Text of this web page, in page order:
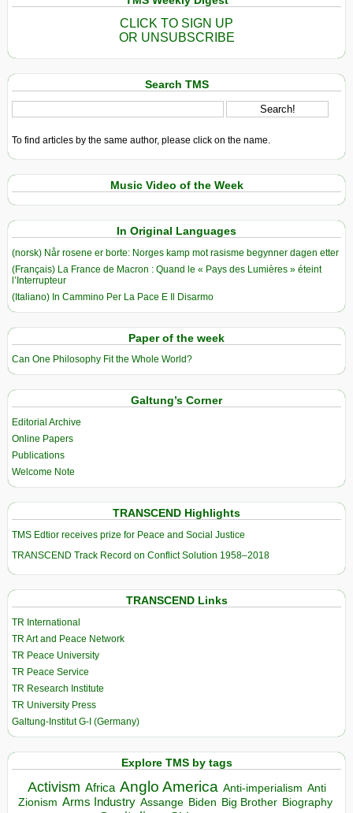
CLICK TO SIGN UP
OR UNSUBSCRIBE
Search TMS
To find articles by the same author, please click on the name.
Music Video of the Week
In Original Languages
(norsk) Når rosene er borte: Norges kamp mot rasisme begynner dagen etter
(Français) La France de Macron : Quand le « Pays des Lumières » éteint
l’Interrupteur
(Italiano) In Cammino Per La Pace E Il Disarmo
Paper of the week
Can One Philosophy Fit the Whole World?
Galtung’s Corner
Editorial Archive
Online Papers
Publications
Welcome Note
TRANSCEND Highlights
TMS Edtior receives prize for Peace and Social Justice
TRANSCEND Track Record on Conflict Solution 1958–2018
TRANSCEND Links
TR International
TR Art and Peace Network
TR Peace University
TR Peace Service
TR Research Institute
TR University Press
Galtung-Institut G-I (Germany)
Explore TMS by tags
Activism Africa Anglo America Anti-imperialism Anti
Zionism Arms Industry Assange Biden Big Brother Biography